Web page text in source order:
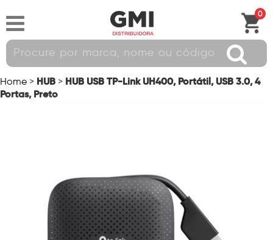
0
Home > HUB > HUB USB TP-Link UH400, Portátil, USB 3.0, 4
Portas, Preto